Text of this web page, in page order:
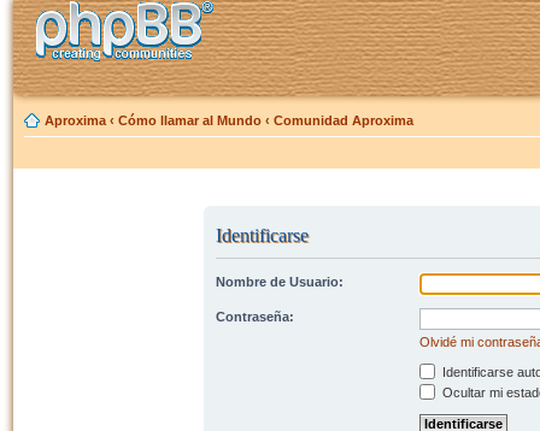
Aproxima ‹ Cómo llamar al Mundo ‹ Comunidad Aproxima
Identificarse
Nombre de Usuario:
Contraseña:
Olvidé mi
Identificarse
Ocultar mi